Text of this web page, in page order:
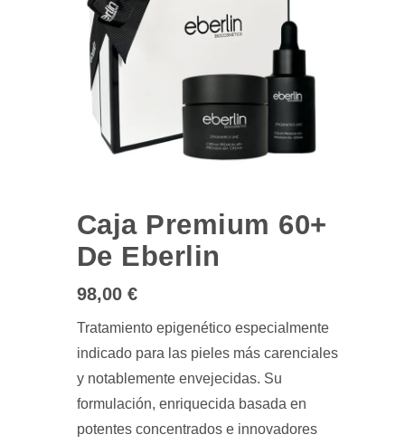
Caja Premium 60+
De Eberlin
98,00 €
Tratamiento epigenético especialmente
indicado para las pieles más carenciales
y notablemente envejecidas. Su
formulación, enriquecida basada en
potentes concentrados e innovadores